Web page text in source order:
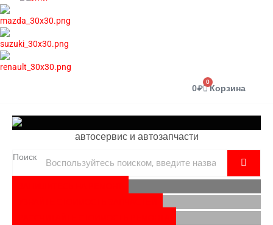
0₽
0
Корзина
автосервис и автозапчасти
Поиск